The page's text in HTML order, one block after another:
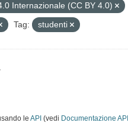
Internazionale (CC BY 4.0)
Tag: studenti
le API (vedi Documentazione API